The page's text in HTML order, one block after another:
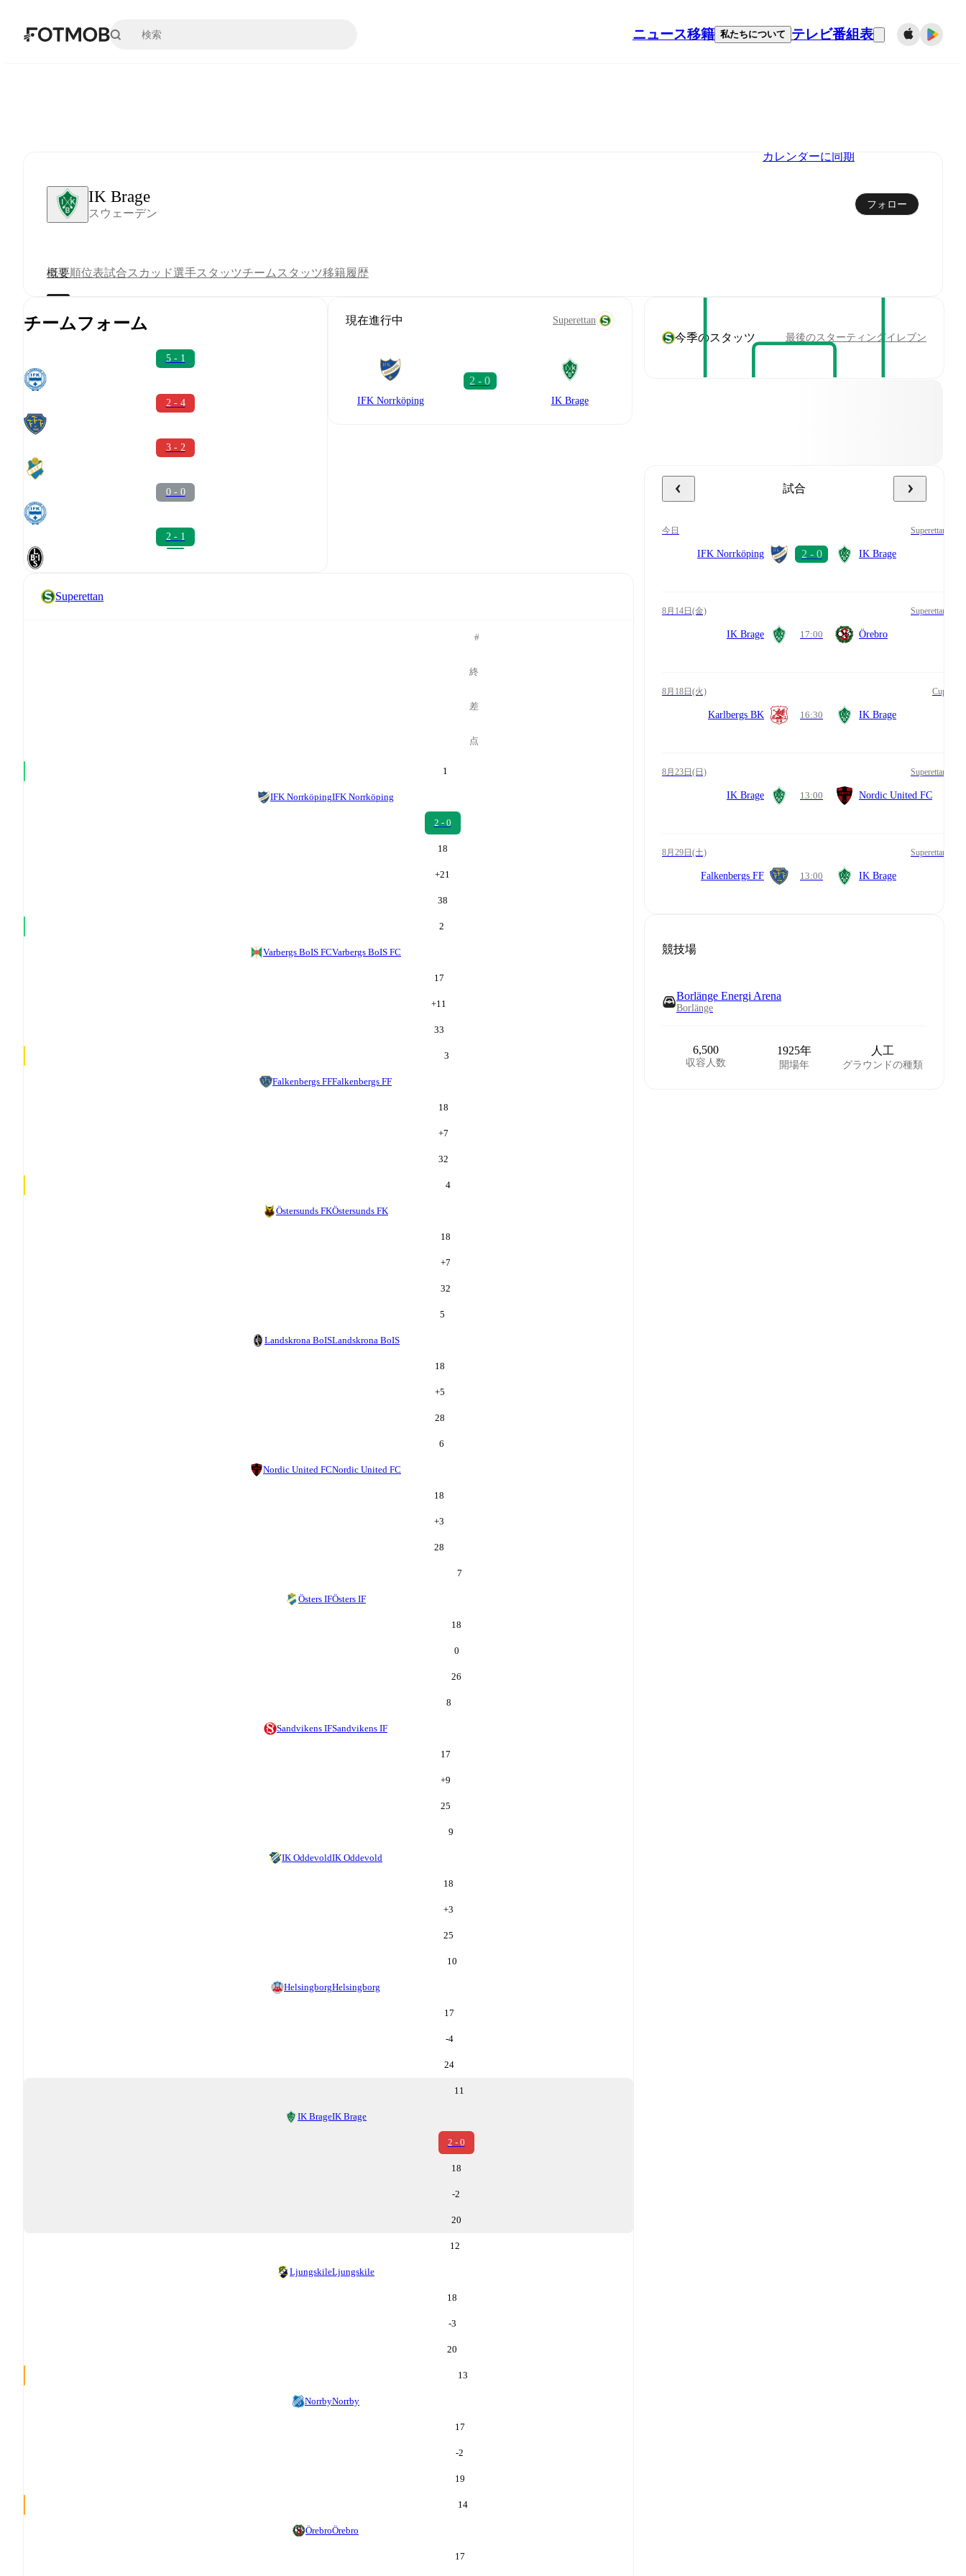
メインコンテンツへスキップ
ニュース移籍 私たちについて テレビ番組表
IK Brage
スウェーデン
カレンダーに同期
フォロー
概要順位表試合スカッド選手スタッツチームスタッツ移籍履歴
チームフォーム
5 - 1
2 - 4
3 - 2
0 - 0
2 - 1
現在進行中 Superettan
IFK Norrköping IK Brage
Superettan
#
終
差
点
1
IFK NorrköpingIFK Norrköping
2 - 0
18
+21
38
2
Varbergs BoIS FCVarbergs BoIS FC
17
+11
33
3
Falkenbergs FFFalkenbergs FF
18
+7
32
4
Östersunds FKÖstersunds FK
18
+7
32
5
Landskrona BoISLandskrona BoIS
18
+5
28
6
Nordic United FCNordic United FC
18
+3
28
7
Östers IFÖsters IF
18
0
26
8
Sandvikens IFSandvikens IF
17
+9
25
9
IK OddevoldIK Oddevold
18
+3
25
10
HelsingborgHelsingborg
17
-4
24
11
IK BrageIK Brage
2 - 0
18
-2
20
12
LjungskileLjungskile
18
-3
20
13
NorrbyNorrby
17
-2
19
14
ÖrebroÖrebro
17
今季のスタッツ 最後のスターティングイレブン
試合
今日 Superettan
IFK Norrköping IK Brage
8月14日(金) Superettan
IK Brage 17:00 Örebro
8月18日(火) Cup
Karlbergs BK 16:30 IK Brage
8月23日(日) Superettan
IK Brage 13:00 Nordic United FC
8月29日(土) Superettan
Falkenbergs FF 13:00 IK Brage
競技場
Borlänge Energi Arena
Borlänge
6,500
収容人数
1925年
開場年
人工
グラウンドの種類